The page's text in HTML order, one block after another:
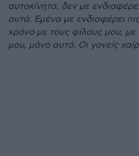
αυτοκίνητα, δεν με
αυτά. Εμένα με ενδιαφέρει
χρόνο με τους φίλους μου, με
μου, μόνο αυτό. Οι γονείς